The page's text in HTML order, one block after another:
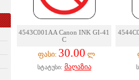
4543C001AA Canon INK GI-41
C
ფასი: 30.00 ლ
სტატუსი: მაღაზია